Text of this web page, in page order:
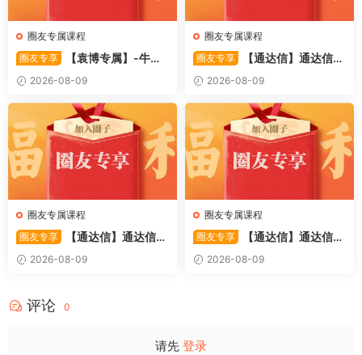
圈友专属课程
圈友专享
【袁博专属】-牛散
特训营专栏 （牛散专属 加息-
机遇-财富）共4视频
2026-08-09
圈友专属课程
圈友专享
【通达信】通达信
〖利多阳〗副图/选股 全均线
多头排列与超强阳线选股策略
源码
2026-08-09
圈友专属课程
圈友专享
【通达信】通达信
〖踏浪而行〗副图指标 用筹码
和MACD捕捉市场的节奏 源码
2026-08-09
圈友专属课程
圈友专享
【通达信】通达信
〖极速掘妖〗套装指标 捕捉波
段潜力股的实战利器 源码
2026-08-09
评论 0
请先 登录